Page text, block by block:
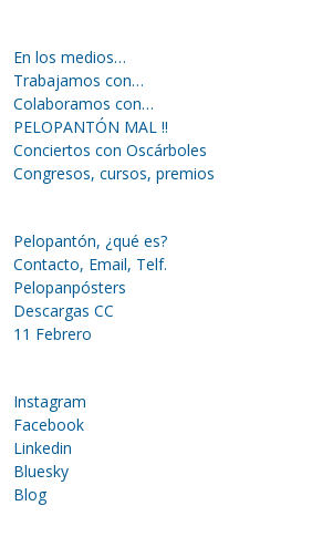
En los medios…
Trabajamos con…
Colaboramos con…
PELOPANTÓN MAL !!
Conciertos con Oscárboles
Congresos, cursos, premios
Pelopantón, ¿qué es?
Contacto, Email, Telf.
Pelopanpósters
Descargas CC
11 Febrero
Instagram
Facebook
Linkedin
Bluesky
Blog